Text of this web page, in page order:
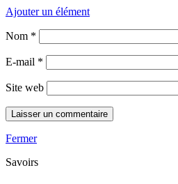
Ajouter un élément
Nom *
E-mail *
Site web
Fermer
Savoirs